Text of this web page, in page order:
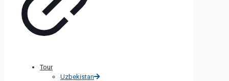
Tour
Uzbekistan